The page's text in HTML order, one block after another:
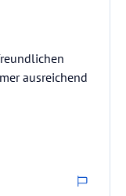
ausreichend